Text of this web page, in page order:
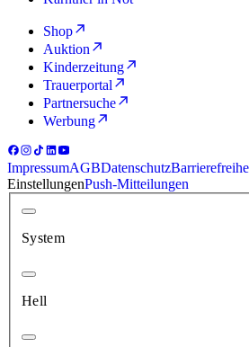
Shop
Auktion
Kinderzeitung
Trauerportal
Partnersuche
Werbung
ImpressumAGBDatenschutz
EinstellungenPush-Mitteilungen
System
Hell